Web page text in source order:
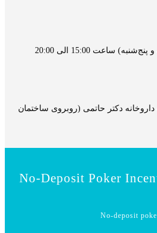
ساعت 15:00 الی 20:00
دکتر حاتمی (روبروی ساختمان
No-Deposit Poker
No-deposit